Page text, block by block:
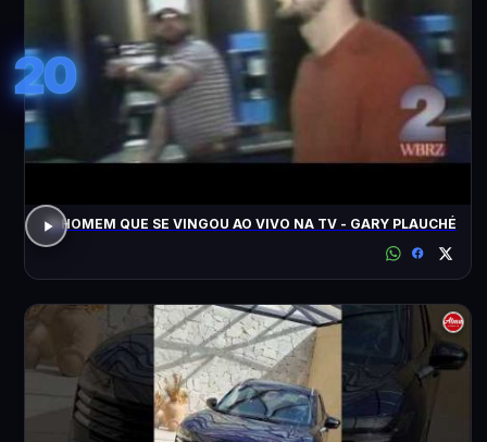
20
O HOMEM QUE SE VINGOU AO VIVO NA TV - GARY PLAUCHÉ